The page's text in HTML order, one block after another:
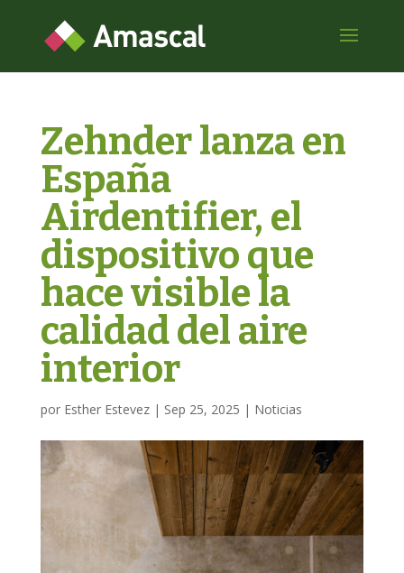
Zehnder lanza en
España
Airdentifier, el
dispositivo que
hace visible la
calidad del aire
interior
por Esther Estevez| Sep 25, 2025 | Noticias